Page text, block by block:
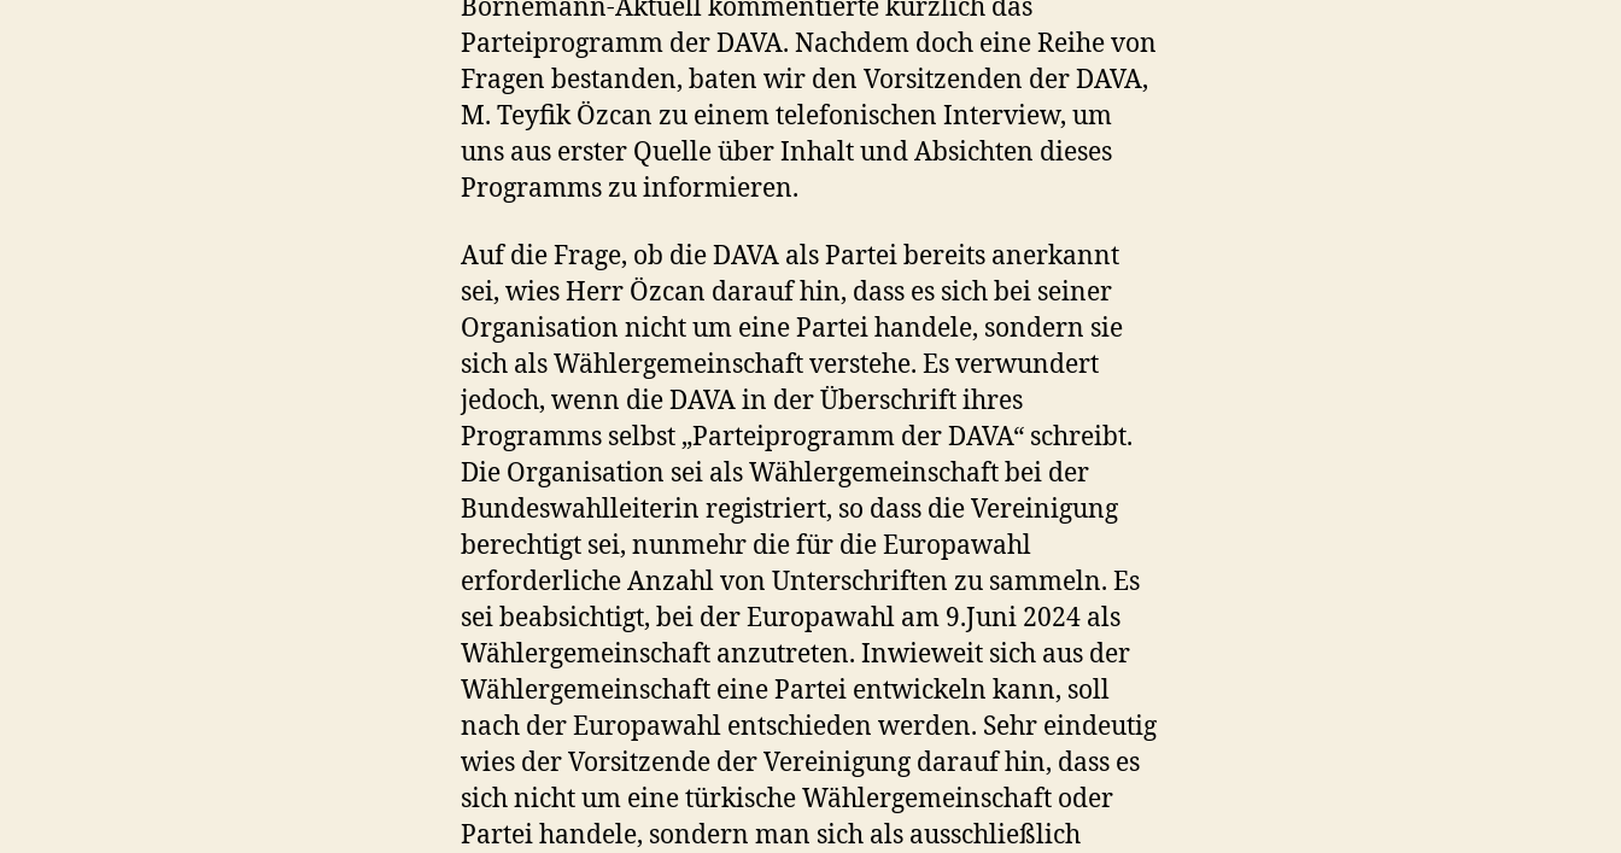
Bornemann-Aktuell kommentierte kürzlich das
Parteiprogramm der DAVA. Nachdem doch eine Reihe von
Fragen bestanden, baten wir den Vorsitzenden der DAVA,
M. Teyfik Özcan zu einem telefonischen Interview, um
uns aus erster Quelle über Inhalt und Absichten dieses
Programms zu informieren.
Auf die Frage, ob die DAVA als Partei bereits anerkannt
sei, wies Herr Özcan darauf hin, dass es sich bei seiner
Organisation nicht um eine Partei handele, sondern sie
sich als Wählergemeinschaft verstehe. Es verwundert
jedoch, wenn die DAVA in der Überschrift ihres
Programms selbst „Parteiprogramm der DAVA“ schreibt.
Die Organisation sei als Wählergemeinschaft bei der
Bundeswahlleiterin registriert, so dass die Vereinigung
berechtigt sei, nunmehr die für die Europawahl
erforderliche Anzahl von Unterschriften zu sammeln. Es
sei beabsichtigt, bei der Europawahl am 9.Juni 2024 als
Wählergemeinschaft anzutreten. Inwieweit sich aus der
Wählergemeinschaft eine Partei entwickeln kann, soll
nach der Europawahl entschieden werden. Sehr eindeutig
wies der Vorsitzende der Vereinigung darauf hin, dass es
sich nicht um eine türkische Wählergemeinschaft oder
Partei handele, sondern man sich als ausschließlich